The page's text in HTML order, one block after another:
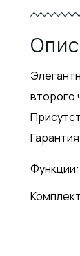
второго
Функции: